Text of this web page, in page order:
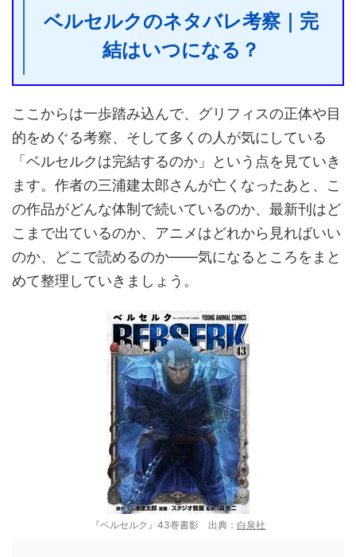
ベルセルクのネタバレ考察｜完
結はいつになる？
ここからは一歩踏み込んで、グリフィスの正体や目
的をめぐる考察、そして多くの人が気にしている
「ベルセルクは完結するのか」という点を見ていき
ます。作者の三浦建太郎さんが亡くなったあと、こ
の作品がどんな体制で続いているのか、最新刊はど
こまで出ているのか、アニメはどれから見ればいい
のか、どこで読めるのか——気になるところをまと
めて整理していきましょう。
『ベルセルク』43巻書影 出典： 白泉社